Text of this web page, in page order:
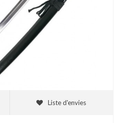
Liste d'envies